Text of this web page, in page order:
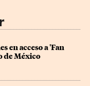
en acceso a 'Fan
de México